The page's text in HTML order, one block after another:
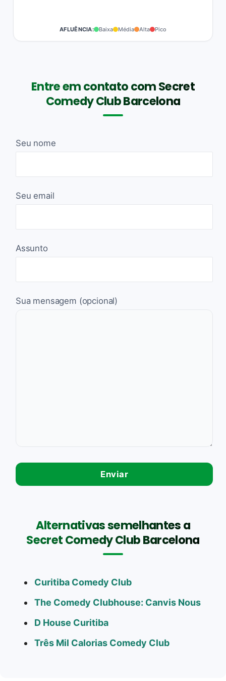
AFLUÊNCIA: Baixa Média Alta Pico
Entre em contato com Secret
Comedy Club Barcelona
Seu nome
Seu email
Assunto
Sua mensagem (opcional)
Alternativas semelhantes a
Secret Comedy Club Barcelona
Curitiba Comedy Club
The Comedy Clubhouse: Canvis Nous
D House Curitiba
Três Mil Calorias Comedy Club